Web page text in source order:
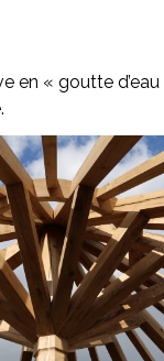
en « goutte